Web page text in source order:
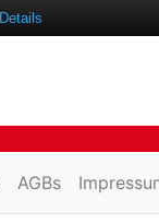
AGBs
Details